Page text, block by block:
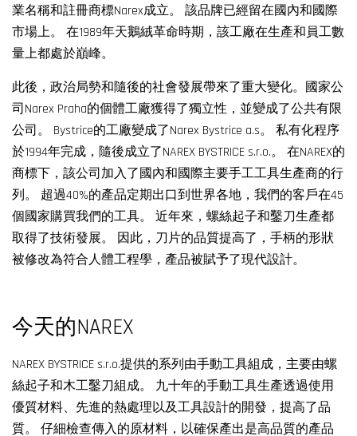
業名稱和註冊商標Narex成立。 該品牌已經留在國內和國際
市場上。 在1989年天鵝絨革命時期，該工廠在生產和員工數
量上都處於巔峰。
此後，政治局勢和隨後的社會發展帶來了重大變化。國家公
司Narex Praha的個體工廠獲得了獨立性，並變成了公共有限
公司。 Bystrice的工廠變成了Narex Bystrice a.s。 私有化程序
於1994年完成，隨後成立了NAREX BYSTRICE s.r.o.。 在NAREX的
商標下，該公司加入了國內和國際主要手工工具生產商的行
列。 超過40%的產品定期出口到世界各地，我們的客戶在45
個國家購買我們的工具。 近年來，螺絲起子和鑿刀生產都
取得了技術發展。 因此，刀片的品質提高了，手柄的形狀
被修改為符合人體工程學，產品被賦予了現代設計。
今天的NAREX
NAREX BYSTRICE s.r.o.提供的系列由手動工具組成，主要由螺
絲起子和木工鑿刀組成。 九十年的手動工具生產透過使用
優質材料、先進的熱處理以及工具設計的開發，提高了品
質。 仔細檢查傳入的原材料，以確保產出是高品質的產品